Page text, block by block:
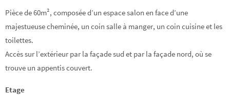
Pièce de 60m², composée d’un espace salon en face d’une
majestueuse cheminée, un coin salle à manger, un coin cuisine et les
toilettes.
Accès sur l’extérieur par la façade sud et par la façade nord, où se
trouve un appentis couvert.
Etage